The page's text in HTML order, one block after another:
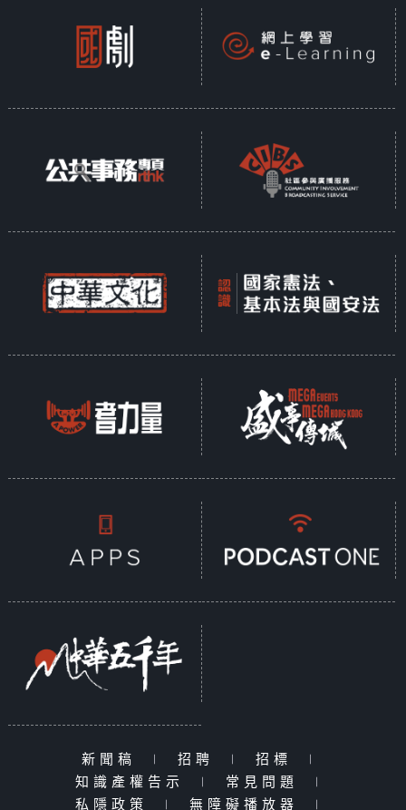
新聞稿 | 招聘 | 招標
|
知識產權告示
| 常見問題
|
私隱政策
| 無障礙播放器 |